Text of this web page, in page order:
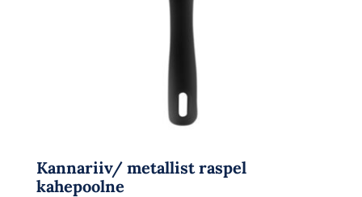
Kannariiv/ metallist raspel
kahepoolne